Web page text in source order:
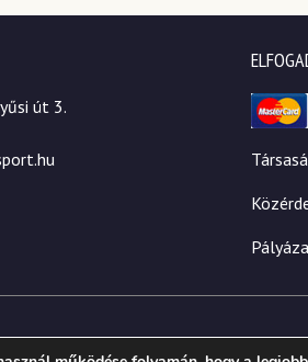
út 3.
Nonprofit Kft.